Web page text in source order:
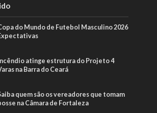
do Mundo de Futebol Masculino 2026
Incêndio atinge estrutura do Projeto 4
na Barra do Ceará
quem são os vereadores que tomam
na Câmara de Fortaleza